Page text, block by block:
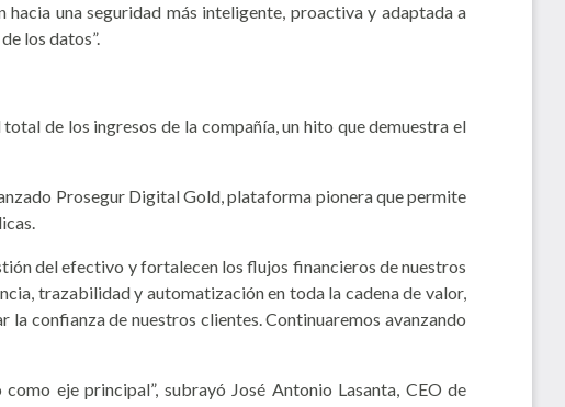
una seguridad más inteligente, proactiva y adaptada a
los datos”.
de los ingresos de la compañía, un hito que demuestra el
Prosegur Digital Gold, plataforma pionera que permite
del efectivo y fortalecen los flujos financieros de nuestros
trazabilidad y automatización en toda la cadena de valor,
confianza de nuestros clientes. Continuaremos avanzando
eje principal”, subrayó José Antonio Lasanta, CEO de